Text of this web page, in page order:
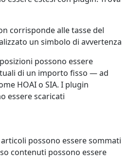
corrisponde alle tasse del
un simbolo di avvertenza
possono essere
di un importo fisso — ad
HOAI o SIA. I plugin
essere scaricati
possono essere sommati
contenuti possono essere